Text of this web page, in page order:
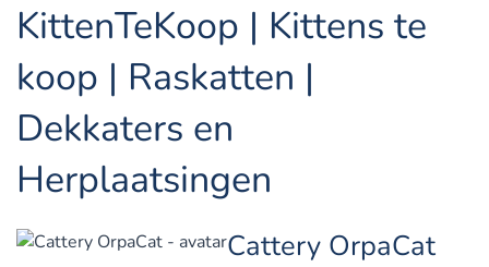
KittenTeKoop | Kittens te
koop | Raskatten |
Dekkaters en
Herplaatsingen
Cattery OrpaCat